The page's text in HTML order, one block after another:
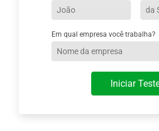
Em qual empresa você trabalha?
Iniciar